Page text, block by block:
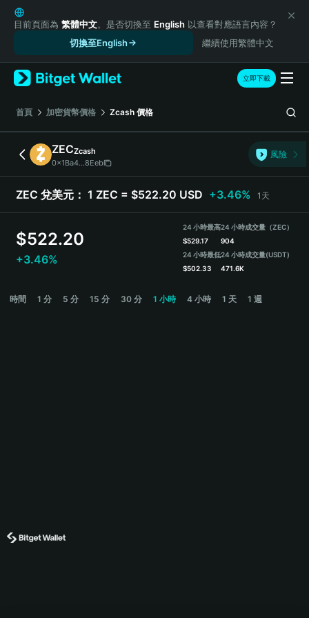
English
日本語
Русский
Español (Latinoamérica)
Türkçe
Italiano
Deutsch
简体中文
繁體中文
Português (Portugal)
हिन्दी
Español (Argentina)
目前頁面為 繁體中文。是否切換至 English 以查看對應語言內容？
切換至English
繼續使用繁體中文
立即下載
首頁 加密貨幣價格 Zcash 價格
ZECZcash
0x1Ba4...8Eeb
風險
ZEC 兌美元： 1 ZEC = $522.20 USD +3.46% 1天
$522.20
+3.46%
24 小時最高
$529.17
24 小時最低
$502.33
24 小時成交量（ZEC）
904
24 小時成交量(USDT)
471.6K
時間 1 分 5 分 15 分 30 分 1 小時 4 小時 1 天 1 週